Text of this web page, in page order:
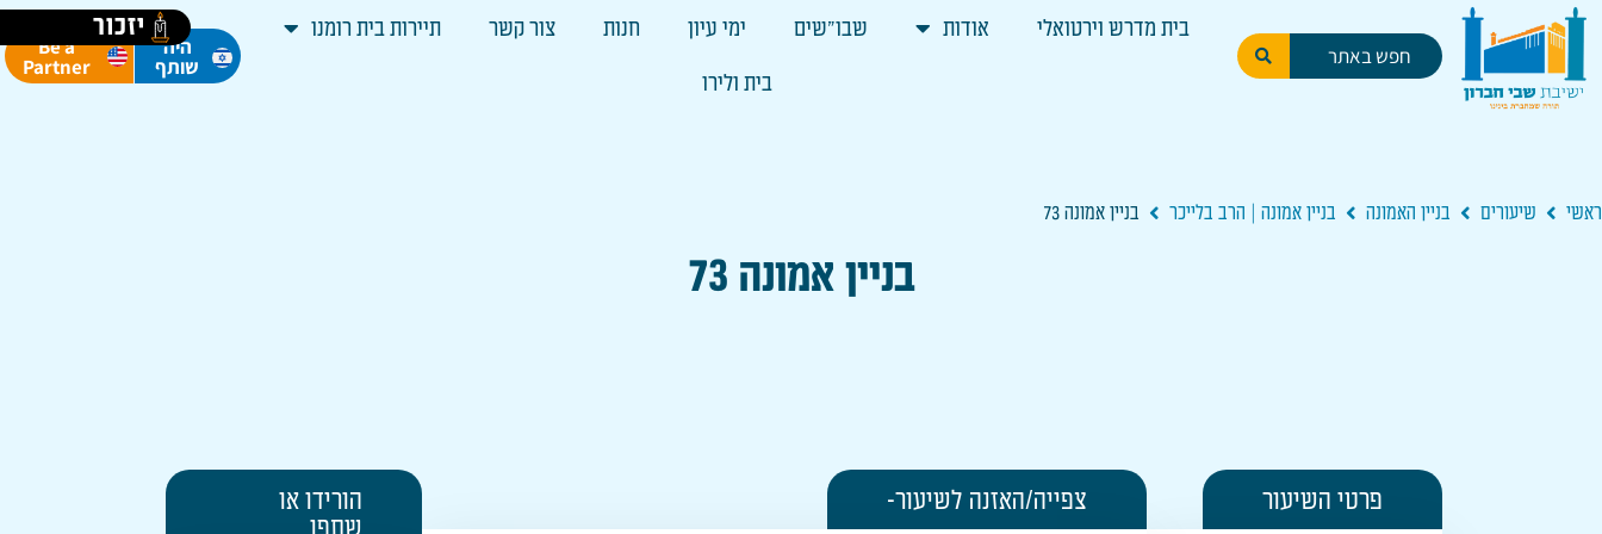
יזכור בית מדרש וירטואלי אודות שבו"שים ימי עיון חנות צור קשר תיירות בית רומנו
בית ולירו
היה
שותף
Be a
Partner
ראשי שיעורים בניין האמונה בניין אמונה | הרב בלייכר בניין אמונה 73
בניין אמונה 73
פרטי השיעור צפייה/האזנה לשיעור-
הורידו או